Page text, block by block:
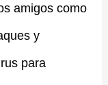
amigos como
y
para